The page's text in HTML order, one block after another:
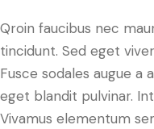
Qroin faucibus nec
tincidunt. Sed eget
Fusce sodales augue a
eget blandit pulvinar.
Vivamus elementum